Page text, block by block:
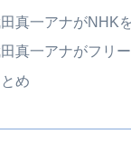
真一アナがNHK
真一アナがフリ
め